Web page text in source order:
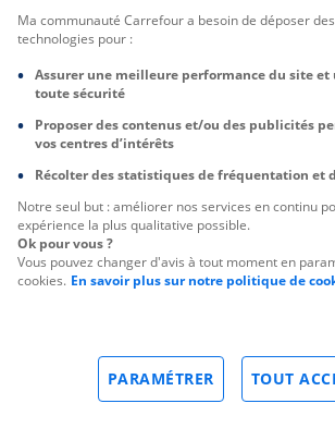
Ma communauté Carrefour a besoin de déposer
technologies pour :
Assurer une meilleure performance du site et
toute sécurité
Proposer des contenus et/ou des publicités
vos centres d’intérêts
Récolter des statistiques de fréquentation et
Notre seul but : améliorer nos services en continu
expérience la plus qualitative possible.
Ok pour vous ?
Vous pouvez changer d'avis à tout moment en
cookies. En savoir plus sur notre politique de
TOUT
PARAMÉTRER